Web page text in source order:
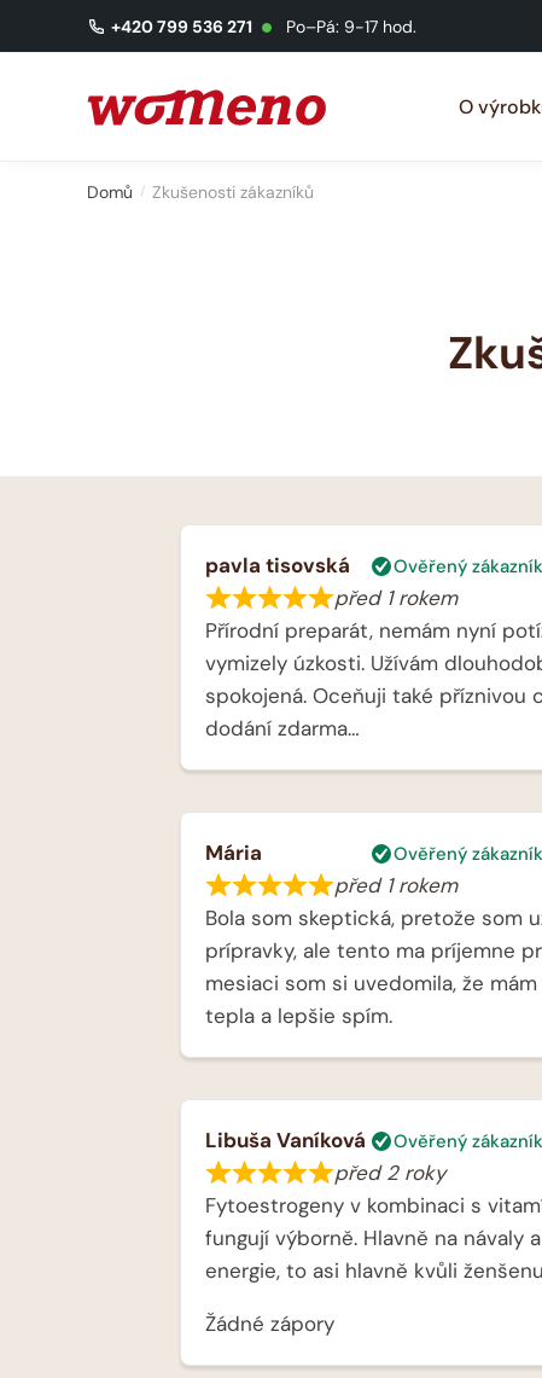
+420 799 536 271 Po–Pá: 9-17 hod.
O
Domů / Zkušenosti zákazníků
před 1 rokem
Přírodní preparát, nemám nyní
vymizely úzkosti. Užívám
spokojená. Oceňuji také příznivou
dodání zdarma…
pavla tisovská Ověřený zákazník
před 1 rokem
Bola som skeptická, pretože som
prípravky, ale tento ma príjemne
mesiaci som si uvedomila, že
tepla a lepšie spím.
Mária Ověřený zákazník
před 2 roky
Fytoestrogeny v kombinaci s
fungují výborně. Hlavně na návaly
energie, to asi hlavně kvůli
Žádné zápory
Libuša Vaníková Ověřený zákazník